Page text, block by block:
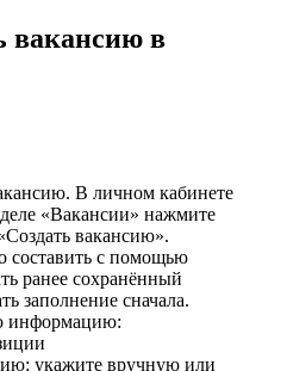
вакансию в
В личном кабинете
«Вакансии» нажмите
вакансию».
составить с помощью
ранее сохранённый
заполнение сначала.
информацию:
укажите вручную или